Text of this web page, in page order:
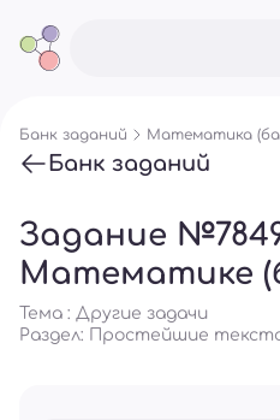
Банк заданий Математика
Банк заданий
Задание
Математике
Тема : Другие задачи
Раздел:
Простейшие